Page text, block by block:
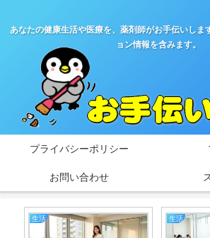
あなたの健康生活や医療を、薬剤師がお手伝いしま
ョン情報を含みます。
プライバシーポリシー
お問い合わせ
生活 生活